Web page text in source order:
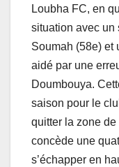
Loubha FC, en
situation avec un
Soumah (58e) et
aidé par une
Doumbouya.
saison pour le
quitter la zone
concède une
s’échapper en